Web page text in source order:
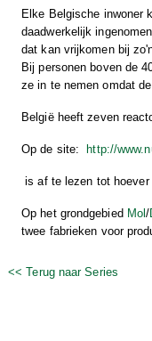
Elke Belgische inwoner
daadwerkelijk
dat kan vrijkomen bij
Bij personen boven de
ze in te nemen omdat
België heeft zeven
Op de site: http://
is af te lezen tot
Op het grondgebied Mol/
twee fabrieken voor
<< Terug naar Series